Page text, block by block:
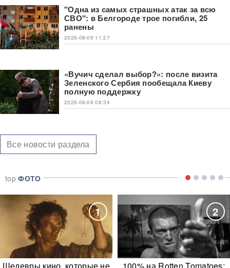
"Одна из самых страшных атак за всю
СВО": в Белгороде трое погибли, 25
ранены
2026-08-09 11:27
«Вучич сделал выбор?»: после визита
Зеленского Сербия пообещала Киеву
полную поддержку
2026-08-09 08:34
Все новости раздела
topФОТО
1
Шедевры кино, которые не
2
100% на Rotten Tomatoes: